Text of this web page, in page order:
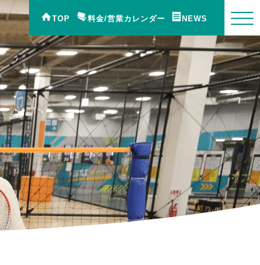
TOP 料金/営業カレンダー NEWS